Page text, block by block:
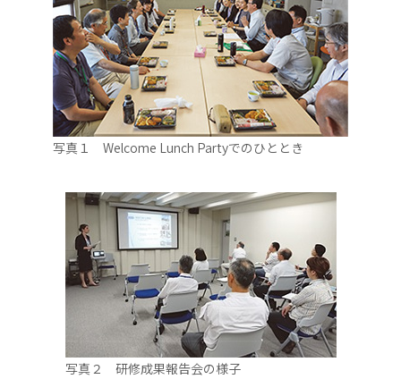
写真１ Welcome Lunch Partyでのひととき
写真２ 研修成果報告会の様子